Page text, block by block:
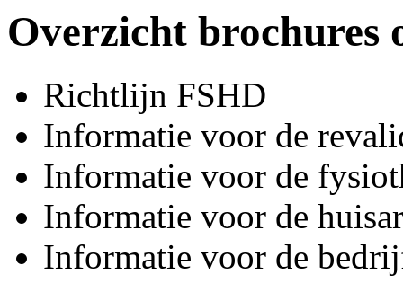
Overzicht brochures
Richtlijn FSHD
Informatie voor de
Informatie voor de
Informatie voor de
Informatie voor de